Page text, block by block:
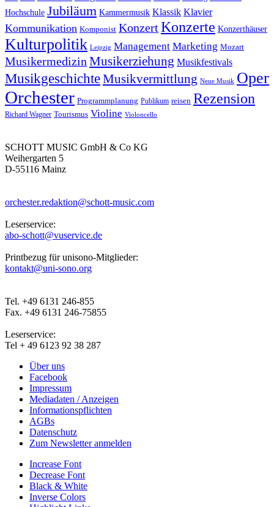
Hochschule Jubiläum Kammermusik Klassik Klavier
Kommunikation Komponist KonzertKonzerte Konzerthäuser
Kulturpolitik Leipzig Management Marketing Mozart
Musikermedizin Musikerziehung Musikfestivals
MusikgeschichteMusikvermittlung Neue Musik Oper
Orchester Programmplanung Publikum reisen Rezension
Richard Wagner Tourismus Violine Violoncello
SCHOTT MUSIC GmbH & Co KG
Weihergarten 5
D-55116 Mainz
orchester.redaktion@schott-music.com
Leserservice:
abo-schott@vuservice.de
Printbezug für unisono-Mitglieder:
kontakt@uni-sono.org
Tel. +49 6131 246-855
Fax. +49 6131 246-75855
Leserservice:
Tel + 49 6123 92 38 287
Über uns
Facebook
Impressum
Mediadaten / Anzeigen
Informationspflichten
AGBs
Datenschutz
Zum Newsletter anmelden
Increase Font
Decrease Font
Black & White
Inverse Colors